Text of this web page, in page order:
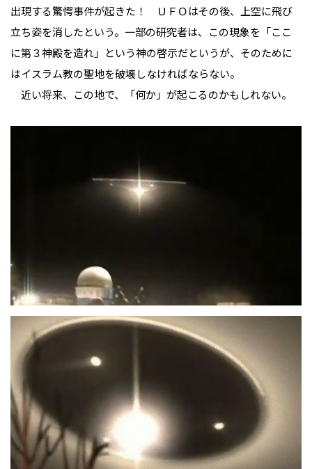
出現する驚愕事件が起きた！ ＵＦＯはその後、上空に飛び
立ち姿を消したという。一部の研究者は、この現象を「ここ
に第３神殿を造れ」という神の啓示だというが、そのために
はイスラム教の聖地を破壊しなければならない。
近い将来、この地で、「何か」が起こるのかもしれない。